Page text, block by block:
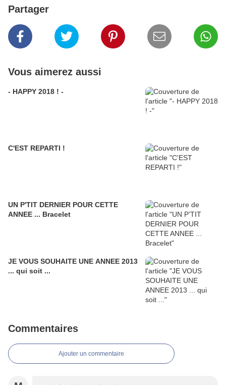
Partager
Vous aimerez aussi
- HAPPY 2018 ! -
C'EST REPARTI !
UN P'TIT DERNIER POUR CETTE
ANNEE ... Bracelet
JE VOUS SOUHAITE UNE ANNEE 2013
... qui soit ...
Commentaires
Ajouter un commentaire